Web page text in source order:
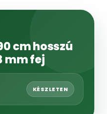
cm hosszú
mm fej
KÉSZLETEN